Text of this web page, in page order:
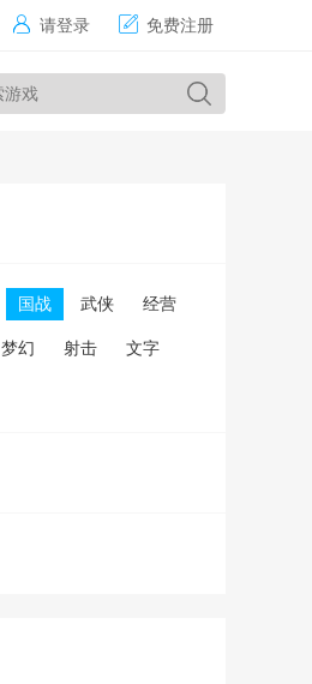
 请登录  免费注册
国战 武侠 经营
梦幻 射击 文字